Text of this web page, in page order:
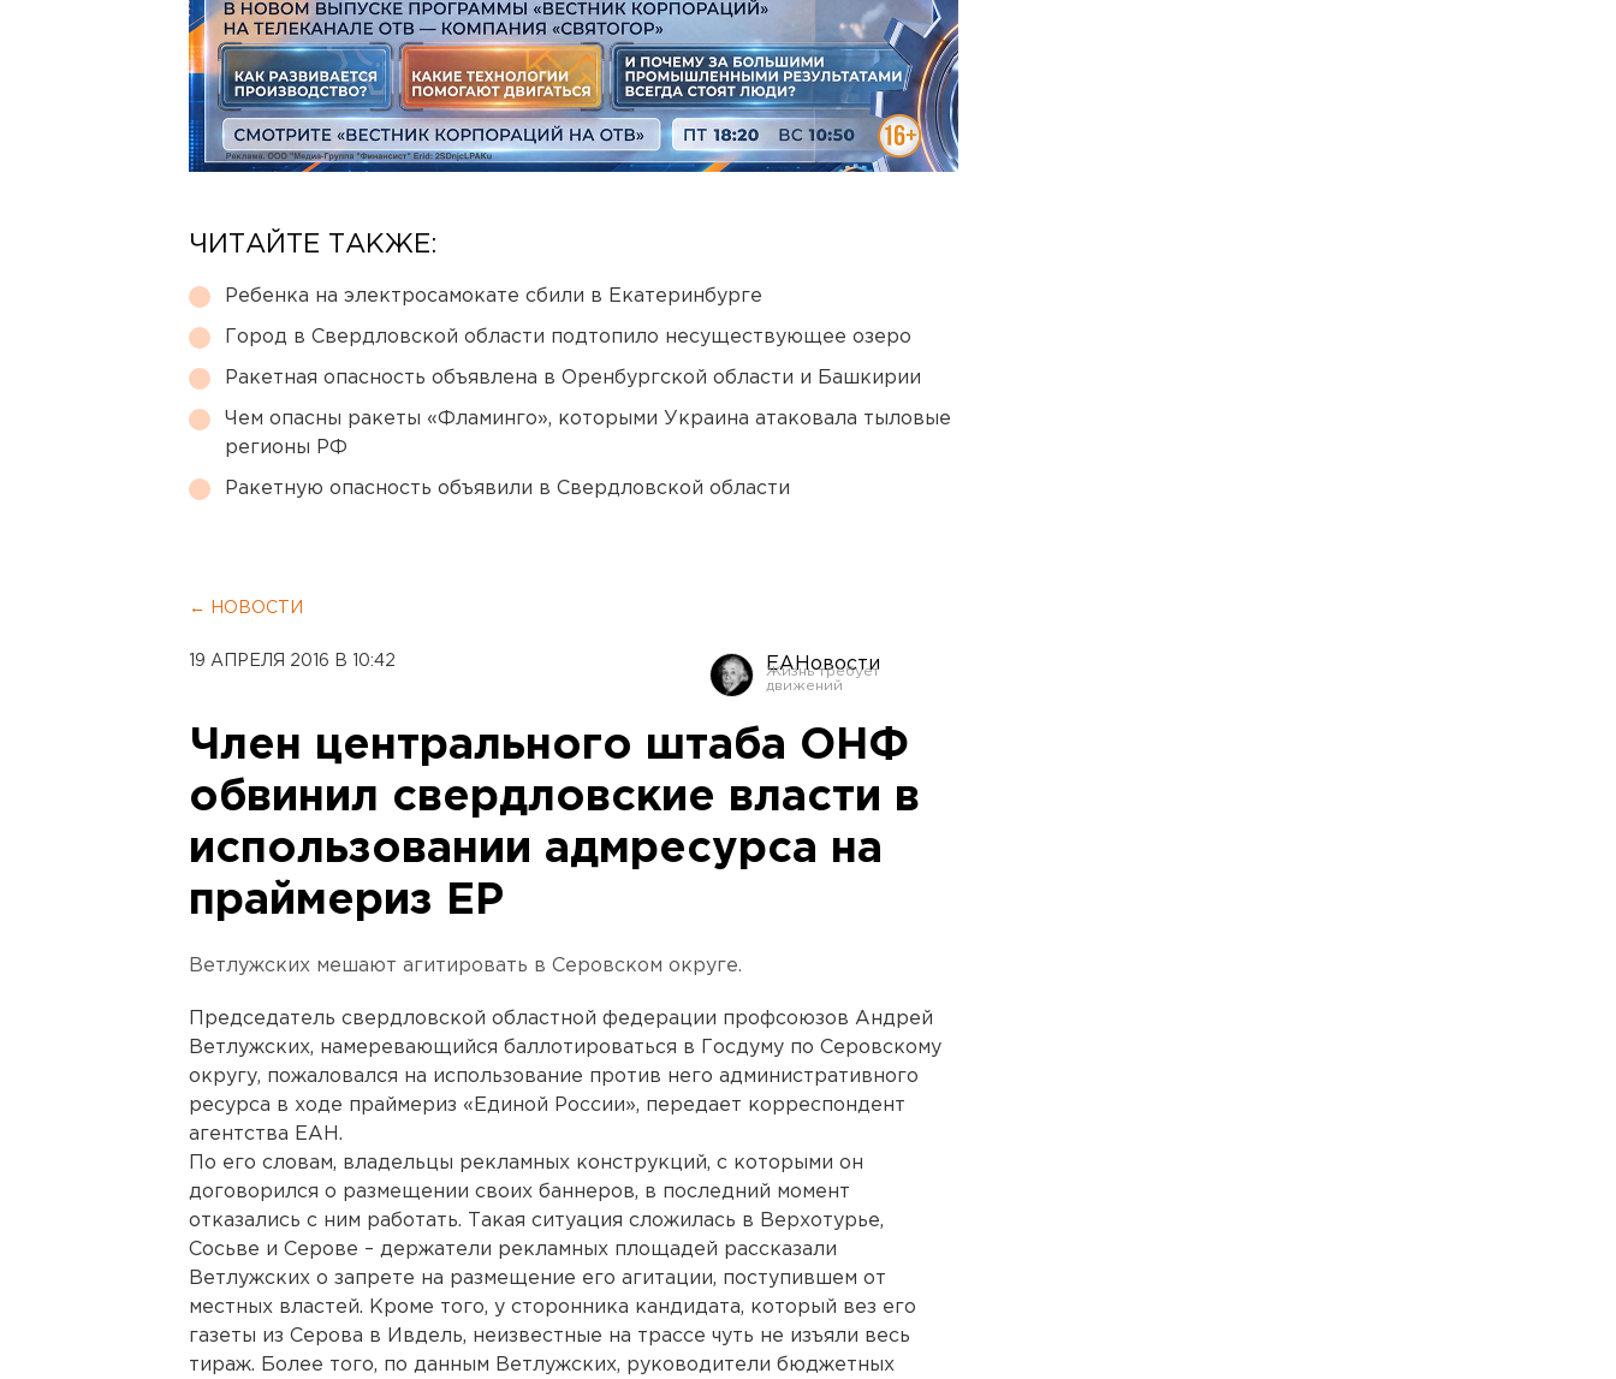
ЧИТАЙТЕ ТАКЖЕ:
Ребенка на электросамокате сбили в Екатеринбурге
Город в Свердловской области подтопило несуществующее озеро
Ракетная опасность объявлена в Оренбургской области и Башкирии
Чем опасны ракеты «Фламинго», которыми Украина атаковала тыловые
регионы РФ
Ракетную опасность объявили в Свердловской области
← НОВОСТИ
19 АПРЕЛЯ 2016 В 10:42 ЕАНовости
Член центрального штаба ОНФ
обвинил свердловские власти в
использовании адмресурса на
праймериз ЕР
Ветлужских мешают агитировать в Серовском округе.
Председатель свердловской областной федерации профсоюзов Андрей
Ветлужских, намеревающийся баллотироваться в Госдуму по Серовскому
округу, пожаловался на использование против него административного
ресурса в ходе праймериз «Единой России», передает корреспондент
агентства ЕАН.
По его словам, владельцы рекламных конструкций, с которыми он
договорился о размещении своих баннеров, в последний момент
отказались с ним работать. Такая ситуация сложилась в Верхотурье,
Сосьве и Серове – держатели рекламных площадей рассказали
Ветлужских о запрете на размещение его агитации, поступившем от
местных властей. Кроме того, у сторонника кандидата, который вез его
газеты из Серова в Ивдель, неизвестные на трассе чуть не изъяли весь
тираж. Более того, по данным Ветлужских, руководители бюджетных